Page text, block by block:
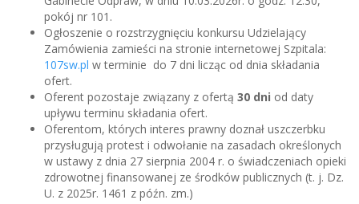
pokój nr 101.
Ogłoszenie o rozstrzygnięciu konkursu Udzielający
Zamówienia zamieści na stronie internetowej Szpitala:
107sw.pl w terminie do 7 dni licząc od dnia składania
ofert.
Oferent pozostaje związany z ofertą 30 dni od daty
upływu terminu składania ofert.
Oferentom, których interes prawny doznał uszczerbku
przysługują protest i odwołanie na zasadach określonych
w ustawy z dnia 27 sierpnia 2004 r. o świadczeniach opieki
zdrowotnej finansowanej ze środków publicznych (t. j. Dz.
U. z 2025r. 1461 z późn. zm.)